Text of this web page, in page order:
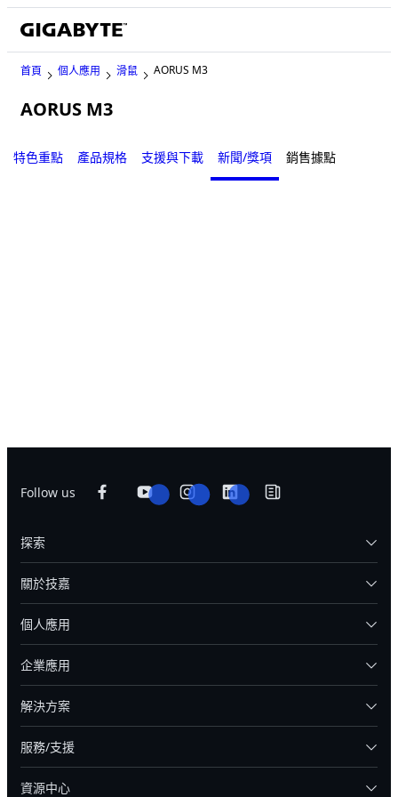
首頁 個人應用 滑鼠 AORUS M3
AORUS M3
特色重點 產品規格 支援與下載 新聞/獎項 銷售據點
Follow us
探索
關於技嘉
個人應用
企業應用
解決方案
服務/支援
資源中心